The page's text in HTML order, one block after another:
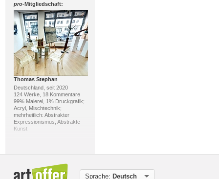
pro-Mitgliedschaft:
Thomas Stephan
Deutschland, seit 2020
124 Werke, 18 Kommentare
99% Malerei, 1% Druckgrafik;
Acryl, Mischtechnik;
mehrheitlich: Abstrakter
Expressionismus, Abstrakte
Kunst
Sprache: Deutsch